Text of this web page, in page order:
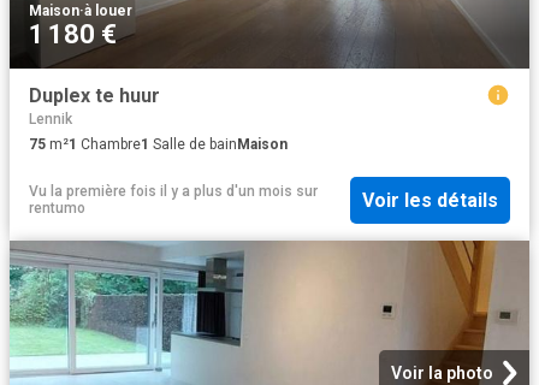
Maison·à louer
1 180 €
Duplex te huur
Lennik
75 m²1 Chambre1 Salle de bainMaison
Vu la première fois il y a plus d'un mois sur
rentumo
Voir les détails
Voir la photo